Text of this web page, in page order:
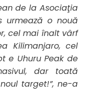
de la Asociaţia
urmează o nouă
cel mai înalt vârf
Kilimanjaro, cel
e Uhuru Peak de
dar toată
target!”, ne-a